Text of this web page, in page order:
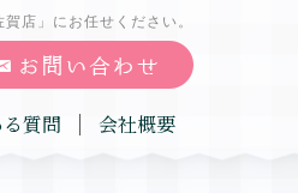
店」にお任せください。
質問 会社概要